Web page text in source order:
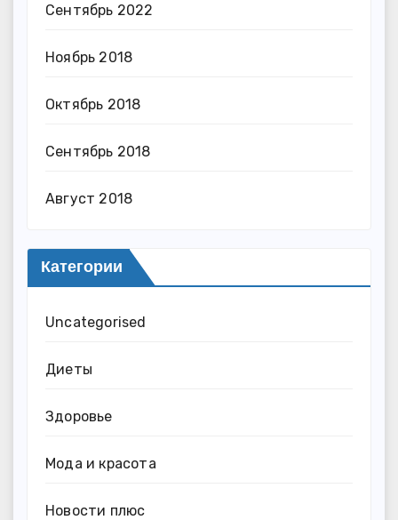
Сентябрь 2022
Ноябрь 2018
Октябрь 2018
Сентябрь 2018
Август 2018
Категории
Uncategorised
Диеты
Здоровье
Мода и красота
Новости плюс